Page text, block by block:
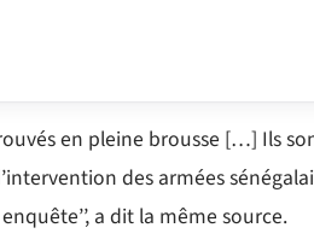
en pleine brousse […] Ils
des armées
a dit la même source.